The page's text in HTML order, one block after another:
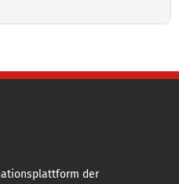
der